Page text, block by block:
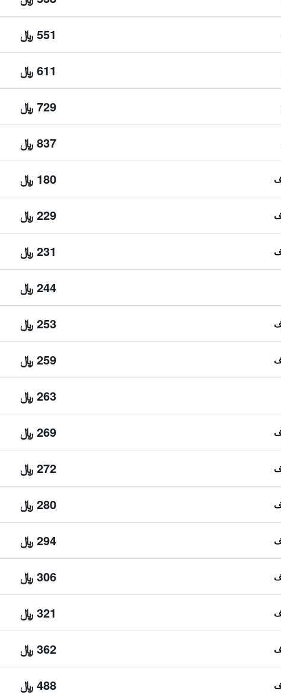
551 ﷼
611 ﷼
729 ﷼
837 ﷼
180 ﷼
229 ﷼
231 ﷼
244 ﷼
253 ﷼
259 ﷼
263 ﷼
269 ﷼
272 ﷼
280 ﷼
294 ﷼
306 ﷼
321 ﷼
362 ﷼
488 ﷼